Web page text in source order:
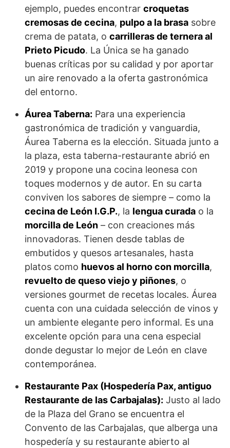
ejemplo, puedes encontrar croquetas
cremosas de cecina, pulpo a la brasa sobre
crema de patata, o carrilleras de ternera al
Prieto Picudo. La Única se ha ganado
buenas críticas por su calidad y por aportar
un aire renovado a la oferta gastronómica
del entorno.
Áurea Taberna: Para una experiencia
gastronómica de tradición y vanguardia,
Áurea Taberna es la elección. Situada junto a
la plaza, esta taberna-restaurante abrió en
2019 y propone una cocina leonesa con
toques modernos y de autor. En su carta
conviven los sabores de siempre – como la
cecina de León I.G.P., la lengua curada o la
morcilla de León – con creaciones más
innovadoras. Tienen desde tablas de
embutidos y quesos artesanales, hasta
platos como huevos al horno con morcilla,
revuelto de queso viejo y piñones, o
versiones gourmet de recetas locales. Áurea
cuenta con una cuidada selección de vinos y
un ambiente elegante pero informal. Es una
excelente opción para una cena especial
donde degustar lo mejor de León en clave
contemporánea.
Restaurante Pax (Hospedería Pax, antiguo
Restaurante de las Carbajalas): Justo al lado
de la Plaza del Grano se encuentra el
Convento de las Carbajalas, que alberga una
hospedería y su restaurante abierto al